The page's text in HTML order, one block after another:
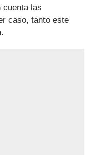
cuenta las
caso, tanto este